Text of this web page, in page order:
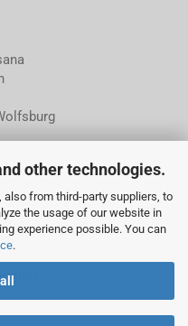
other technologies.
from third-party suppliers, to
the usage of our website in
experience possible. You can
.